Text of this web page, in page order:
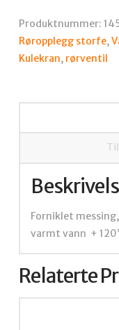
Produktnummer:
Røropplegg storfe,
Kulekran, rørventil
Forniklet
varmt vann +
Relaterte